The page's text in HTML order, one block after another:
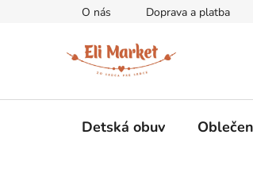
O nás Doprava a platba
Detská obuv